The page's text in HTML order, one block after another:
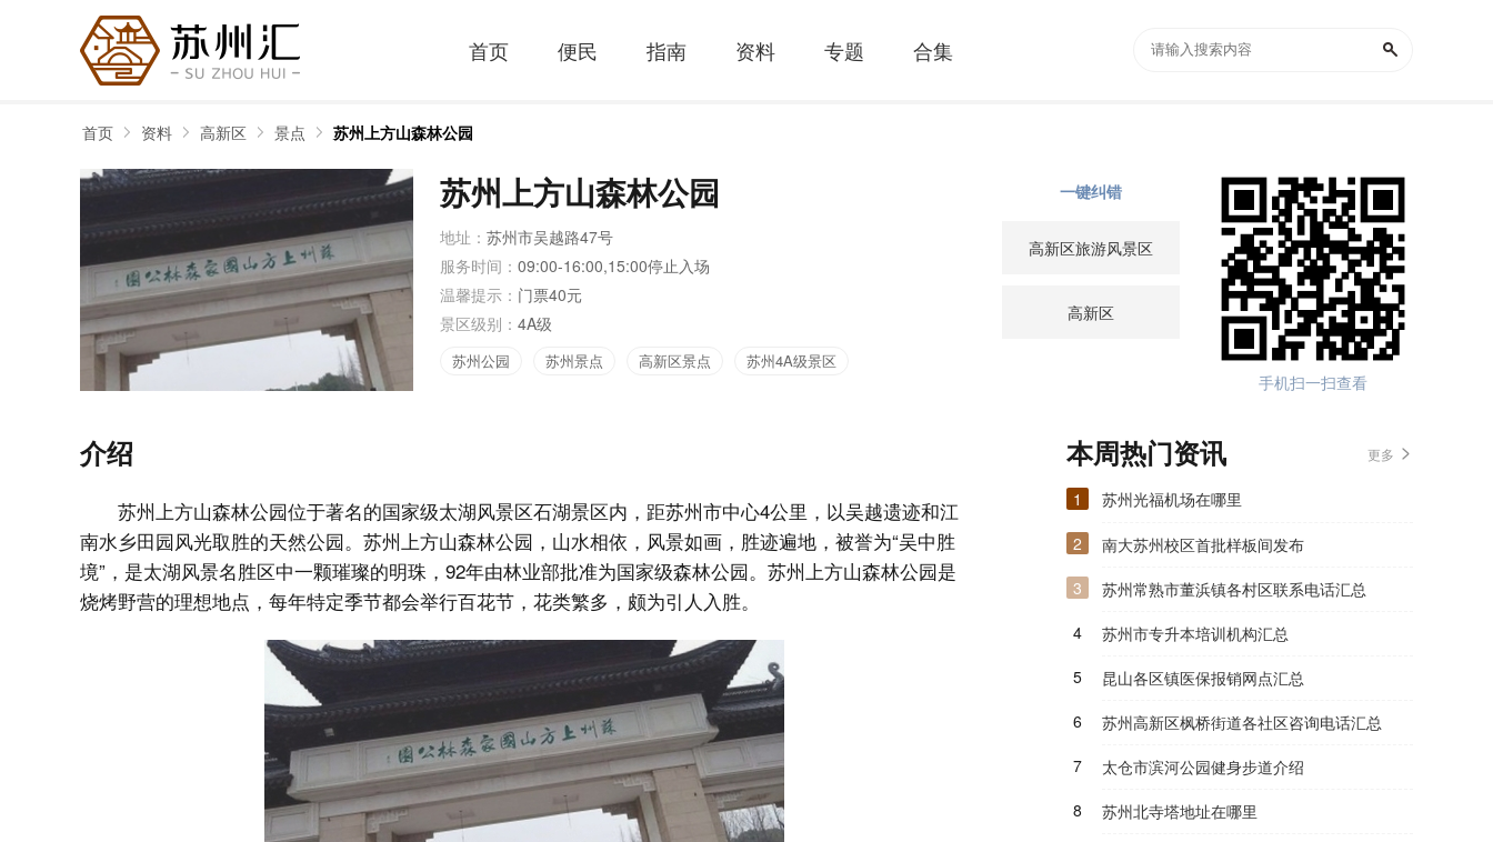
首页 便民 指南 资料 专题 合集
首页 资料 高新区 景点 苏州上方山森林公园
手机扫一扫查看
苏州上方山森林公园
地址： 苏州市吴越路47号
服务时间： 09:00-16:00,15:00停止入场
温馨提示： 门票40元
景区级别： 4A级
苏州公园 苏州景点 高新区景点 苏州4A级景区
高新区旅游风景区
高新区
一键纠错
介绍
苏州上方山森林公园位于著名的国家级太湖风景区石湖景区内，距苏州市中心4公里，以吴越遗迹和江
南水乡田园风光取胜的天然公园。苏州上方山森林公园，山水相依，风景如画，胜迹遍地，被誉为“吴中胜
境”，是太湖风景名胜区中一颗璀璨的明珠，92年由林业部批准为国家级森林公园。苏州上方山森林公园是
烧烤野营的理想地点，每年特定季节都会举行百花节，花类繁多，颇为引人入胜。
本周热门资讯 更多
1
苏州光福机场在哪里
2
南大苏州校区首批样板间发布
3
苏州常熟市董浜镇各村区联系电话汇总
4
苏州市专升本培训机构汇总
5
昆山各区镇医保报销网点汇总
6
苏州高新区枫桥街道各社区咨询电话汇总
7
太仓市滨河公园健身步道介绍
8
苏州北寺塔地址在哪里